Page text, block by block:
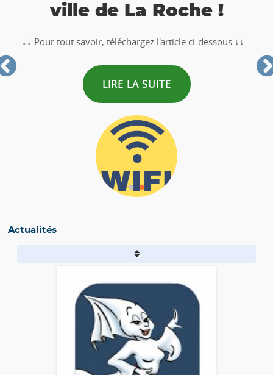
Roche !
l'article ci-dessous ↓↓...
🥾🚶‍♂️‍➡️ ‼ Partez à la chasse au
Ardenne
Actualités